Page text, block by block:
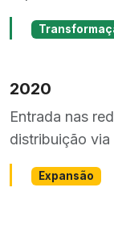
2020
Entrada nas
distribuição
Expansão